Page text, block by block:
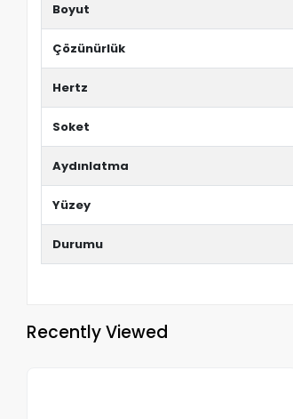
Boyut
Çözünürlük
Hertz
Soket
Aydınlatma
Yüzey
Durumu
Recently Viewed